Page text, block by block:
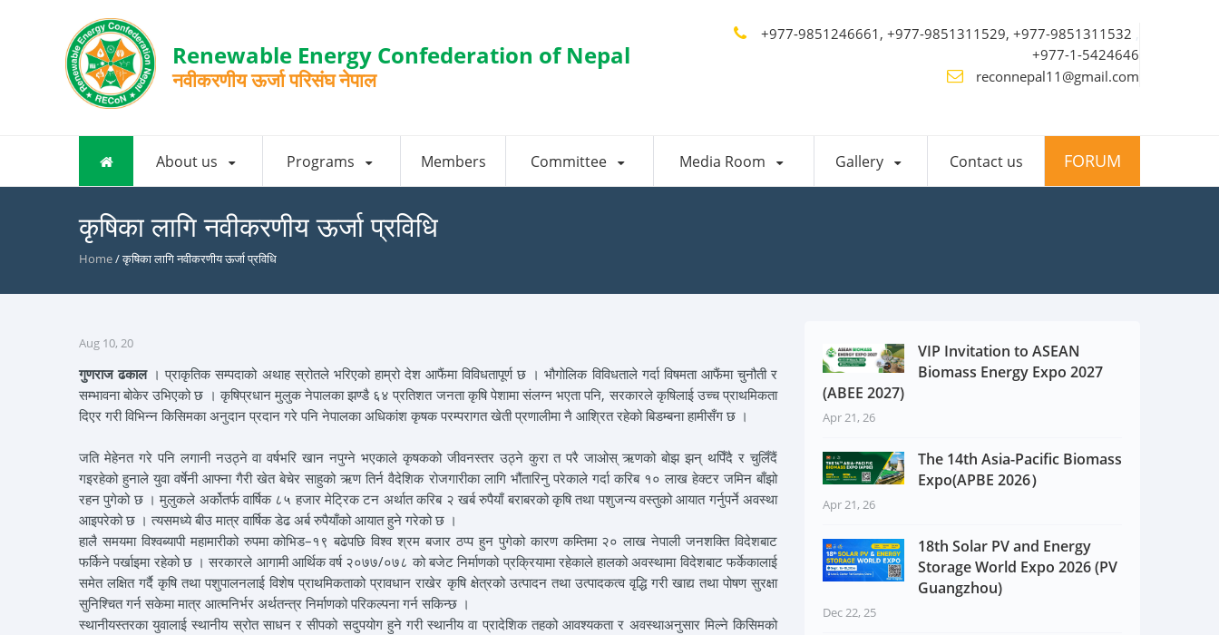
Renewable Energy Confederation of Nepal
नवीकरणीय ऊर्जा परिसंघ नेपाल
+977-9851246661, +977-9851311529, +977-9851311532 ,
+977-1-5424646
reconnepal11@gmail.com
About us Programs Members Committee Media Room Gallery Contact us FORUM
कृषिका लागि नवीकरणीय ऊर्जा प्रविधि
Home/ कृषिका लागि नवीकरणीय ऊर्जा प्रविधि
Aug 10, 20
गुणराज ढकाल। प्राकृतिक सम्पदाको अथाह स्रोतले भरिएको हाम्रो देश आफैंमा विविधतापूर्ण छ । भौगोलिक विविधताले गर्दा विषमता आफैंमा चुनौती र
सम्भावना बोकेर उभिएको छ । कृषिप्रधान मुलुक नेपालका झण्डै ६४ प्रतिशत जनता कृषि पेशामा संलग्न भएता पनि, सरकारले कृषिलाई उच्च प्राथमिकता
दिएर गरी विभिन्न किसिमका अनुदान प्रदान गरे पनि नेपालका अधिकांश कृषक परम्परागत खेती प्रणालीमा नै आश्रित रहेको बिडम्बना हामीसँग छ ।
जति मेहेनत गरे पनि लगानी नउठ्ने वा वर्षभरि खान नपुग्ने भएकाले कृषकको जीवनस्तर उठ्ने कुरा त परै जाओस् ऋणको बोझ झन् थपिँदै र चुलिँदैं
गइरहेको हुनाले युवा वर्षेनी आफ्ना गैरी खेत बेचेर साहुको ऋण तिर्न वैदेशिक रोजगारीका लागि भौंतारिनु परेकाले गर्दा करिब १० लाख हेक्टर जमिन बाँझो
रहन पुगेको छ । मुलुकले अर्कोतर्फ वार्षिक ८५ हजार मेट्रिक टन अर्थात करिब २ खर्ब रुपैयाँ बराबरको कृषि तथा पशुजन्य वस्तुको आयात गर्नुपर्ने अवस्था
आइपरेको छ । त्यसमध्ये बीउ मात्र वार्षिक डेढ अर्ब रुपैयाँको आयात हुने गरेको छ ।
हालै समयमा विश्वब्यापी महामारीको रुपमा कोभिड–१९ बढेपछि विश्व श्रम बजार ठप्प हुन पुगेको कारण कम्तिमा २० लाख नेपाली जनशक्ति विदेशबाट
फर्किने पर्खाइमा रहेको छ । सरकारले आगामी आर्थिक वर्ष २०७७/०७८ को बजेट निर्माणको प्रक्रियामा रहेकाले हालको अवस्थामा विदेशबाट फर्केकालाई
समेत लक्षित गर्दै कृषि तथा पशुपालनलाई विशेष प्राथमिकताको प्रावधान राखेर कृषि क्षेत्रको उत्पादन तथा उत्पादकत्व वृद्धि गरी खाद्य तथा पोषण सुरक्षा
सुनिश्चित गर्न सकेमा मात्र आत्मनिर्भर अर्थतन्त्र निर्माणको परिकल्पना गर्न सकिन्छ ।
स्थानीयस्तरका युवालाई स्थानीय स्रोत साधन र सीपको सदुपयोग हुने गरी स्थानीय वा प्रादेशिक तहको आवश्यकता र अवस्थाअनुसार मिल्ने किसिमको
VIP Invitation to ASEAN
Biomass Energy Expo 2027
(ABEE 2027)
Apr 21, 26
The 14th Asia-Pacific Biomass
Expo(APBE 2026）
Apr 21, 26
18th Solar PV and Energy
Storage World Expo 2026 (PV
Guangzhou)
Dec 22, 25